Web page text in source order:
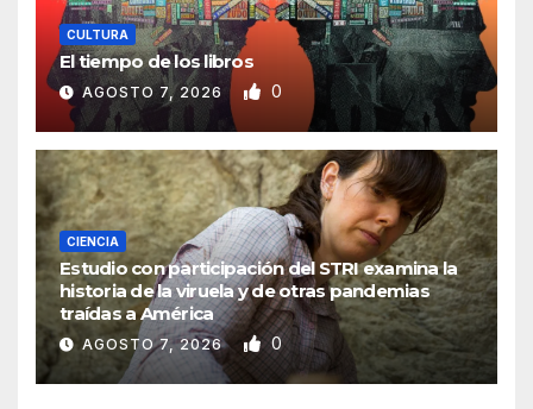
CULTURA
El tiempo de los libros
AGOSTO 7, 2026 0
CIENCIA
Estudio con participación del STRI examina la
historia de la viruela y de otras pandemias
traídas a América
AGOSTO 7, 2026 0